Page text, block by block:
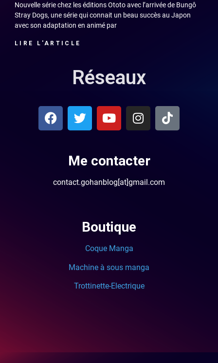
Nouvelle série chez les éditions Ototo avec l’arrivée de Bungô
Stray Dogs, une série qui connait un beau succès au Japon
avec son adaptation en animé par
LIRE L'ARTICLE
Réseaux
Me contacter
contact.gohanblog[at]gmail.com
Boutique
Coque Manga
Machine à sous manga
Trottinette-Electrique